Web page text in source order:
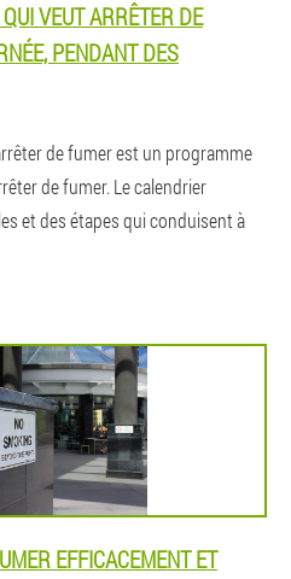
VEUT ARRÊTER DE
PENDANT DES
de fumer est un programme
de fumer. Le calendrier
et des étapes qui conduisent à
EFFICACEMENT ET